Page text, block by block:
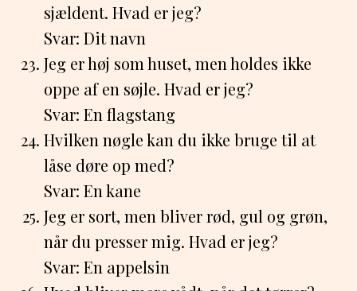
sjældent. Hvad er jeg?
Svar: Dit navn
Jeg er høj som huset, men holdes ikke
oppe af en søjle. Hvad er jeg?
Svar: En flagstang
Hvilken nøgle kan du ikke bruge til at
låse døre op med?
Svar: En kane
Jeg er sort, men bliver rød, gul og grøn,
når du presser mig. Hvad er jeg?
Svar: En appelsin